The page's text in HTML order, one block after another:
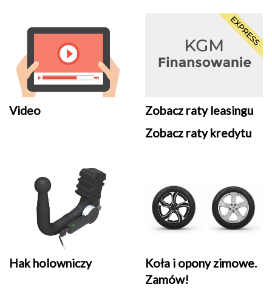
Video
Zobacz raty leasingu
Zobacz raty kredytu
Hak holowniczy
Koła i opony zimowe.
Zamów!